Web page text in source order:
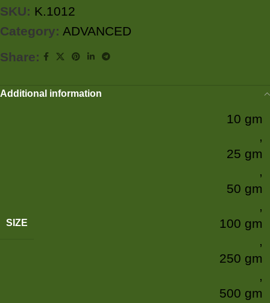
SKU: K.1012
Category: ADVANCED
Share:
Additional information
SIZE
10 gm
,
25 gm
,
50 gm
,
100 gm
,
250 gm
,
500 gm